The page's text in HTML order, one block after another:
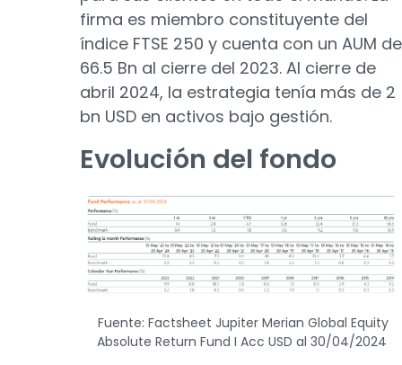
firma es miembro constituyente del
índice FTSE 250 y cuenta con un AUM de
66.5 Bn al cierre del 2023. Al cierre de
abril 2024, la estrategia tenía más de 2
bn USD en activos bajo gestión.
Evolución del fondo
Fuente: Factsheet Jupiter Merian Global Equity
Absolute Return Fund I Acc USD al 30/04/2024